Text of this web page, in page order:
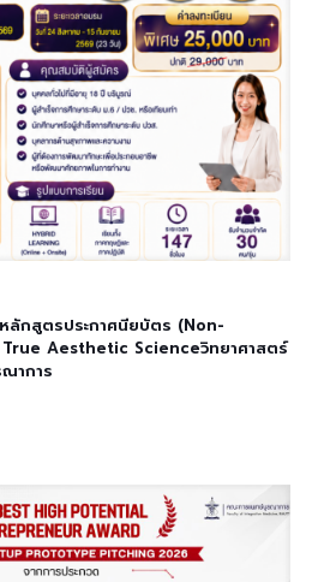
หลักสูตรประกาศนียบัตร (Non-
Aesthetic Scienceวิทยาศาสตร์
าการ